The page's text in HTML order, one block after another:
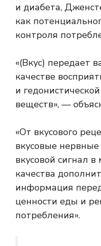
и диабета,
как
контроля
«(Вкус) передает
качестве
и
веществ», —
«От вкусового
вкусовые
вкусовой сигнал в
качества
информация
ценности еды и
потребления».